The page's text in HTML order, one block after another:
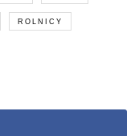
ROLNICY